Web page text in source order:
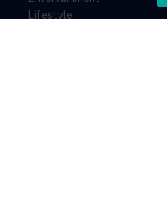
Lifestyle